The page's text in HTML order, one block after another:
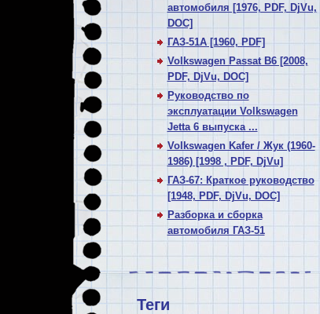
автомобиля [1976, PDF, DjVu,
DOC]
ГАЗ-51А [1960, PDF]
Volkswagen Passat В6 [2008,
PDF, DjVu, DOC]
Руководство по
эксплуатации Volkswagen
Jetta 6 выпуска ...
Volkswagen Kafer / Жук (1960-
1986) [1998 , PDF, DjVu]
ГАЗ-67: Краткое руководство
[1948, PDF, DjVu, DOC]
Разборка и сборка
автомобиля ГАЗ-51
Теги